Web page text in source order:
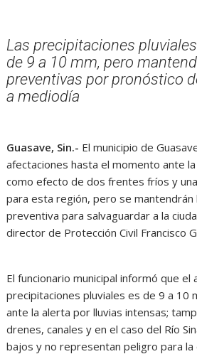
Las precipitaciones
de 9 a 10 mm, pero
preventivas por pronóstico
a mediodía
Guasave, Sin.- El municipio de
afectaciones hasta el momento ante
como efecto de dos frentes fríos y
para esta región, pero se
preventiva para salvaguardar a la
director de Protección Civil Francisco
El funcionario municipal informó que el
precipitaciones pluviales es de 9 a 10
ante la alerta por lluvias intensas;
drenes, canales y en el caso del Río
bajos y no representan peligro para la